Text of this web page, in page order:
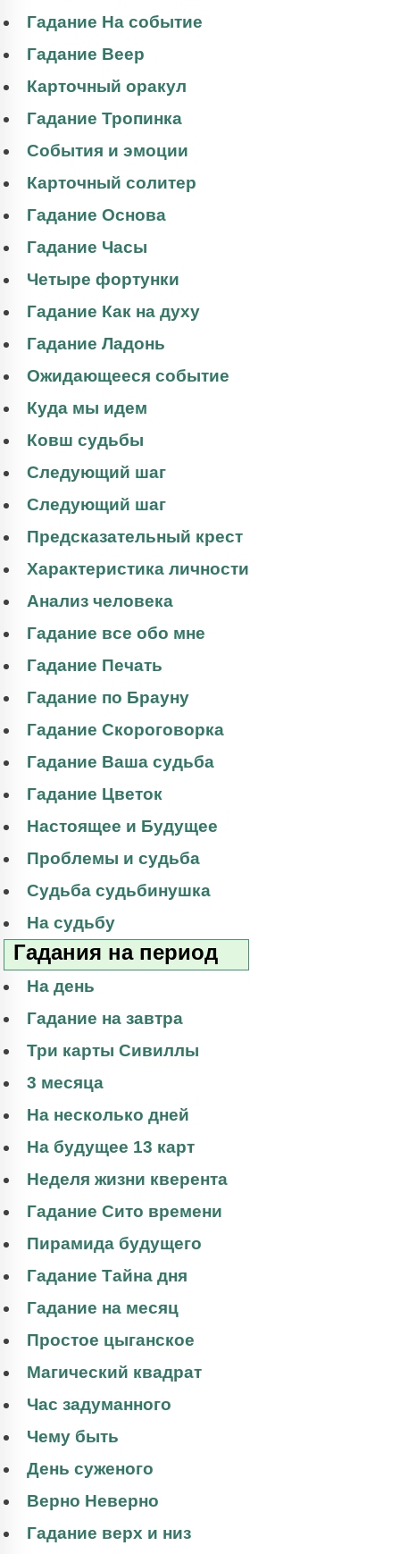
Гадание На событие
Гадание Веер
Карточный оракул
Гадание Тропинка
События и эмоции
Карточный солитер
Гадание Основа
Гадание Часы
Четыре фортунки
Гадание Как на духу
Гадание Ладонь
Ожидающееся событие
Куда мы идем
Ковш судьбы
Следующий шаг
Следующий шаг
Предсказательный крест
Характеристика личности
Анализ человека
Гадание все обо мне
Гадание Печать
Гадание по Брауну
Гадание Скороговорка
Гадание Ваша судьба
Гадание Цветок
Настоящее и Будущее
Проблемы и судьба
Судьба судьбинушка
На судьбу
Гадания на период
На день
Гадание на завтра
Три карты Сивиллы
3 месяца
На несколько дней
На будущее 13 карт
Неделя жизни кверента
Гадание Сито времени
Пирамида будущего
Гадание Тайна дня
Гадание на месяц
Простое цыганское
Магический квадрат
Час задуманного
Чему быть
День суженого
Верно Неверно
Гадание верх и низ